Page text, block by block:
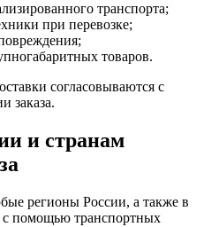
транспорта;
при перевозке;
товаров.
согласовываются с
заказа.
и странам
регионы России, а также в
помощью транспортных